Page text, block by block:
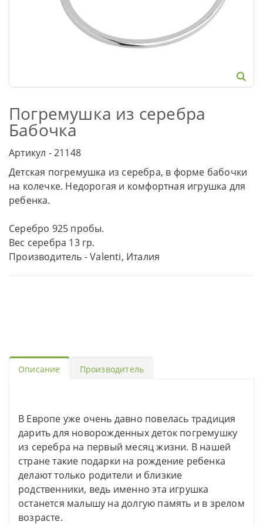
Погремушка из серебра
Бабочка
Артикул - 21148
Детская погремушка из серебра, в форме бабочки
на колечке. Недорогая и комфортная игрушка для
ребенка.
Серебро 925 пробы.
Вес серебра 13 гр.
Производитель - Valenti, Италия
Описание Производитель
В Европе уже очень давно повелась традиция
дарить для новорожденных деток погремушку
из серебра на первый месяц жизни. В нашей
стране такие подарки на рождение ребенка
делают только родители и близкие
родственники, ведь именно эта игрушка
останется малышу на долгую память и в зрелом
возрасте.